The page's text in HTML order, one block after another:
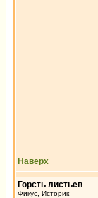
Наверх
Горсть листьев
Фикус, Историк